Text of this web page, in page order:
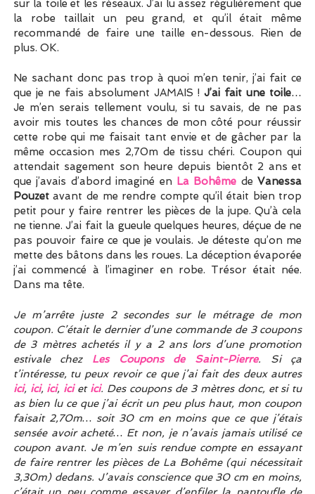
sur la toile et les réseaux. J’ai lu assez régulièrement que
la robe taillait un peu grand, et qu’il était même
recommandé de faire une taille en-dessous. Rien de
plus. OK.
Ne sachant donc pas trop à quoi m’en tenir, j’ai fait ce
que je ne fais absolument JAMAIS !J’ai fait une toile…
Je m’en serais tellement voulu, si tu savais, de ne pas
avoir mis toutes les chances de mon côté pour réussir
cette robe qui me faisait tant envie et de gâcher par la
même occasion mes 2,70m de tissu chéri. Coupon qui
attendait sagement son heure depuis bientôt 2 ans et
que j’avais d’abord imaginé en La Bohême deVanessa
Pouzetavant de me rendre compte qu’il était bien trop
petit pour y faire rentrer les pièces de la jupe. Qu’à cela
ne tienne. J’ai fait la gueule quelques heures, déçue de ne
pas pouvoir faire ce que je voulais. Je déteste qu’on me
mette des bâtons dans les roues. La déception évaporée
j’ai commencé à l’imaginer en robe. Trésor était née.
Dans ma tête.
Je m’arrête juste 2 secondes sur le métrage de mon
coupon. C’était le dernier d’une commande de 3 coupons
de 3 mètres achetés il y a 2 ans lors d’une promotion
estivale chez Les Coupons de Saint-Pierre. Si ça
t’intéresse, tu peux revoir ce que j’ai fait des deux autres
ici, ici, ici, ici et ici. Des coupons de 3 mètres donc, et si tu
as bien lu ce que j’ai écrit un peu plus haut, mon coupon
faisait 2,70m… soit 30 cm en moins que ce que j’étais
sensée avoir acheté… Et non, je n’avais jamais utilisé ce
coupon avant. Je m’en suis rendue compte en essayant
de faire rentrer les pièces de La Bohême (qui nécessitait
3,30m) dedans. J’avais conscience que 30 cm en moins,